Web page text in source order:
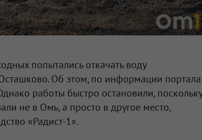
попытались откачать воду
Об этом, по информации портала
работы быстро остановили, поскольку
не в Омь, а просто в другое место,
«Радист-1».